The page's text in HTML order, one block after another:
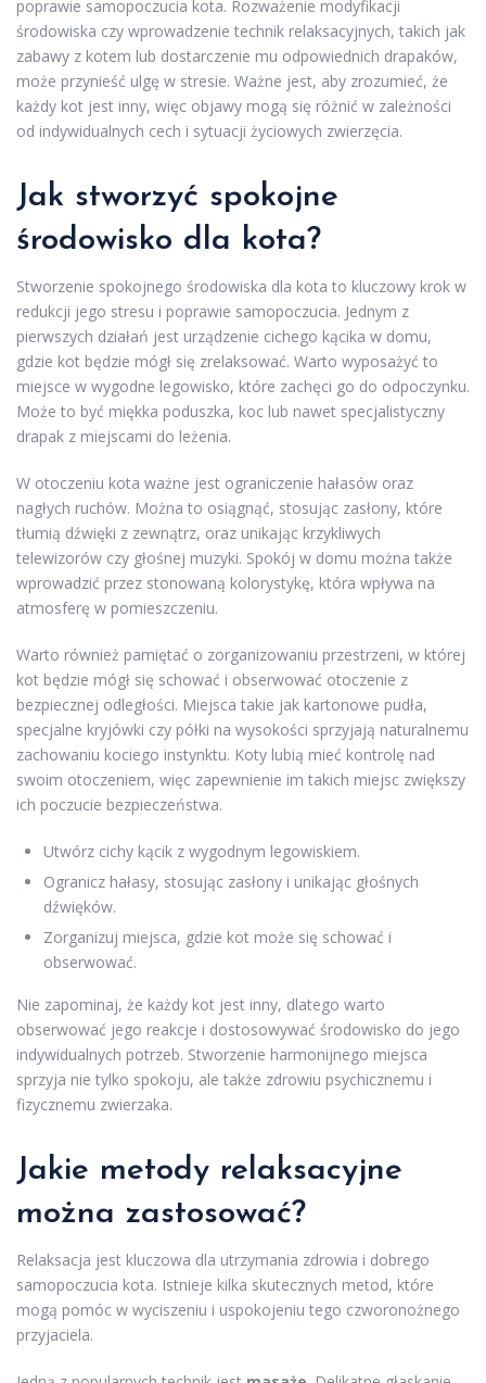
poprawie samopoczucia kota. Rozważenie modyfikacji
środowiska czy wprowadzenie technik relaksacyjnych, takich jak
zabawy z kotem lub dostarczenie mu odpowiednich drapaków,
może przynieść ulgę w stresie. Ważne jest, aby zrozumieć, że
każdy kot jest inny, więc objawy mogą się różnić w zależności
od indywidualnych cech i sytuacji życiowych zwierzęcia.
Jak stworzyć spokojne
środowisko dla kota?
Stworzenie spokojnego środowiska dla kota to kluczowy krok w
redukcji jego stresu i poprawie samopoczucia. Jednym z
pierwszych działań jest urządzenie cichego kącika w domu,
gdzie kot będzie mógł się zrelaksować. Warto wyposażyć to
miejsce w wygodne legowisko, które zachęci go do odpoczynku.
Może to być miękka poduszka, koc lub nawet specjalistyczny
drapak z miejscami do leżenia.
W otoczeniu kota ważne jest ograniczenie hałasów oraz
nagłych ruchów. Można to osiągnąć, stosując zasłony, które
tłumią dźwięki z zewnątrz, oraz unikając krzykliwych
telewizorów czy głośnej muzyki. Spokój w domu można także
wprowadzić przez stonowaną kolorystykę, która wpływa na
atmosferę w pomieszczeniu.
Warto również pamiętać o zorganizowaniu przestrzeni, w której
kot będzie mógł się schować i obserwować otoczenie z
bezpiecznej odległości. Miejsca takie jak kartonowe pudła,
specjalne kryjówki czy półki na wysokości sprzyjają naturalnemu
zachowaniu kociego instynktu. Koty lubią mieć kontrolę nad
swoim otoczeniem, więc zapewnienie im takich miejsc zwiększy
ich poczucie bezpieczeństwa.
Utwórz cichy kącik z wygodnym legowiskiem.
Ogranicz hałasy, stosując zasłony i unikając głośnych
dźwięków.
Zorganizuj miejsca, gdzie kot może się schować i
obserwować.
Nie zapominaj, że każdy kot jest inny, dlatego warto
obserwować jego reakcje i dostosowywać środowisko do jego
indywidualnych potrzeb. Stworzenie harmonijnego miejsca
sprzyja nie tylko spokoju, ale także zdrowiu psychicznemu i
fizycznemu zwierzaka.
Jakie metody relaksacyjne
można zastosować?
Relaksacja jest kluczowa dla utrzymania zdrowia i dobrego
samopoczucia kota. Istnieje kilka skutecznych metod, które
mogą pomóc w wyciszeniu i uspokojeniu tego czworonożnego
przyjaciela.